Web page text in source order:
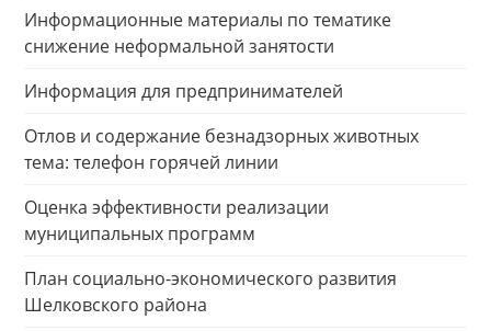
Информационные материалы по тематике
снижение неформальной занятости
Информация для предпринимателей
Отлов и содержание безнадзорных животных
тема: телефон горячей линии
Оценка эффективности реализации
муниципальных программ
План социально-экономического развития
Шелковского района